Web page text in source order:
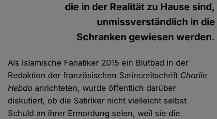
die in der Realität zu Hause sind,
unmissverständlich in die
Schranken gewiesen werden.
Als islamische Fanatiker 2015 ein Blutbad in der
Redaktion der französischen Satirezeitschrift Charlie
Hebdo anrichteten, wurde öffentlich darüber
diskutiert, ob die Satiriker nicht vielleicht selbst
Schuld an ihrer Ermordung seien, weil sie die